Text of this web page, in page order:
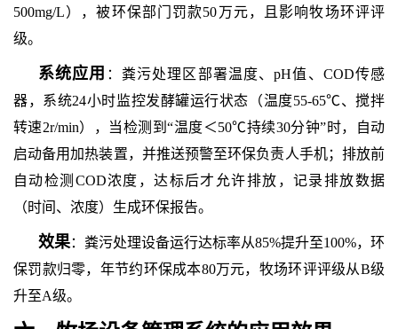
500mg/L），被环保部门罚款50万元，且影响牧场环评评
级。
系统应用 ：粪污处理区部署温度、pH值、COD传感
器，系统24小时监控发酵罐运行状态（温度55-65℃、搅拌
转速2r/min），当检测到“温度＜50℃持续30分钟”时，自动
启动备用加热装置，并推送预警至环保负责人手机；排放前
自动检测COD浓度，达标后才允许排放，记录排放数据
（时间、浓度）生成环保报告。
效果：粪污处理设备运行达标率从85%提升至100%，环
保罚款归零，年节约环保成本80万元，牧场环评评级从B级
升至A级。